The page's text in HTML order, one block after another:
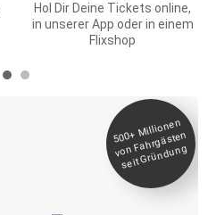
Hol Dir Deine Tickets online,
in unserer App oder in einem
Flixshop
500+
Millionen
von Fahrgästen
seit
Gründung